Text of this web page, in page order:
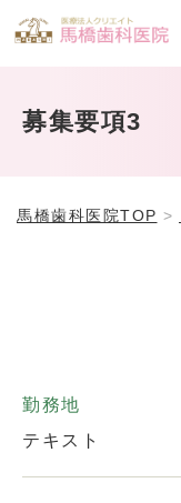
募集要項3
馬橋歯科医院TOP
勤務地
テキスト